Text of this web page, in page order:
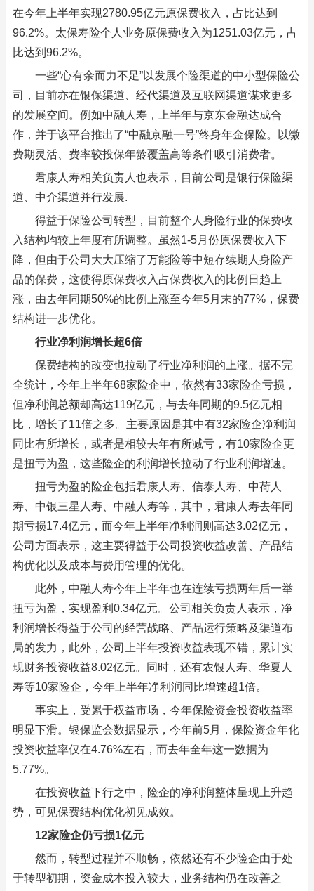
在今年上半年实现2780.95亿元原保费收入，占比达到
96.2%。太保寿险个人业务原保费收入为1251.03亿元，占
比达到96.2%。
一些“心有余而力不足”以发展个险渠道的中小型保险公
司，目前亦在银保渠道、经代渠道及互联网渠道谋求更多
的发展空间。例如中融人寿，上半年与京东金融达成合
作，并于该平台推出了“中融京融一号”终身年金保险。以缴
费期灵活、费率较投保年龄覆盖高等条件吸引消费者。
君康人寿相关负责人也表示，目前公司是银行保险渠
道、中介渠道并行发展.
得益于保险公司转型，目前整个人身险行业的保费收
入结构均较上年度有所调整。虽然1-5月份原保费收入下
降，但由于公司大大压缩了万能险等中短存续期人身险产
品的保费，这使得原保费收入占保费收入的比例日趋上
涨，由去年同期50%的比例上涨至今年5月末的77%，保费
结构进一步优化。
行业净利润增长超6倍
保费结构的改变也拉动了行业净利润的上涨。据不完
全统计，今年上半年68家险企中，依然有33家险企亏损，
但净利润总额却高达119亿元，与去年同期的9.5亿元相
比，增长了11倍之多。主要原因是其中有32家险企净利润
同比有所增长，或者是相较去年有所减亏，有10家险企更
是扭亏为盈，这些险企的利润增长拉动了行业利润增速。
扭亏为盈的险企包括君康人寿、信泰人寿、中荷人
寿、中银三星人寿、中融人寿等，其中，君康人寿去年同
期亏损17.4亿元，而今年上半年净利润则高达3.02亿元，
公司方面表示，这主要得益于公司投资收益改善、产品结
构优化以及成本与费用管理的优化。
此外，中融人寿今年上半年也在连续亏损两年后一举
扭亏为盈，实现盈利0.34亿元。公司相关负责人表示，净
利润增长得益于公司的经营战略、产品运行策略及渠道布
局的发力，此外，公司上半年投资收益表现不错，累计实
现财务投资收益8.02亿元。同时，还有农银人寿、华夏人
寿等10家险企，今年上半年净利润同比增速超1倍。
事实上，受累于权益市场，今年保险资金投资收益率
明显下滑。银保监会数据显示，今年前5月，保险资金年化
投资收益率仅在4.76%左右，而去年全年这一数据为
5.77%。
在投资收益下行之中，险企的净利润整体呈现上升趋
势，可见保费结构优化初见成效。
12家险企仍亏损1亿元
然而，转型过程并不顺畅，依然还有不少险企由于处
于转型初期，资金成本投入较大，业务结构仍在改善之